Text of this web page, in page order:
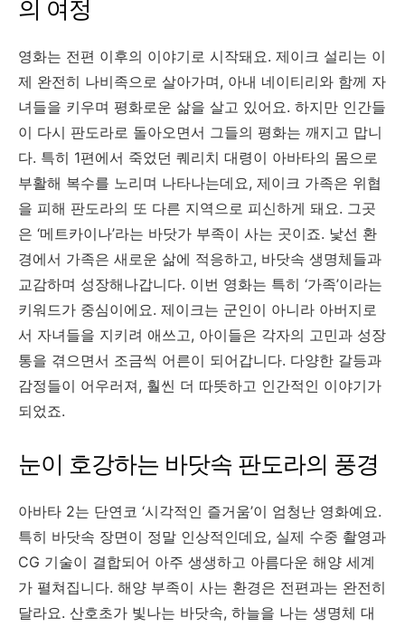
의 여정
영화는 전편 이후의 이야기로 시작돼요. 제이크 설리는 이
제 완전히 나비족으로 살아가며, 아내 네이티리와 함께 자
녀들을 키우며 평화로운 삶을 살고 있어요. 하지만 인간들
이 다시 판도라로 돌아오면서 그들의 평화는 깨지고 맙니
다. 특히 1편에서 죽었던 퀘리치 대령이 아바타의 몸으로
부활해 복수를 노리며 나타나는데요, 제이크 가족은 위협
을 피해 판도라의 또 다른 지역으로 피신하게 돼요. 그곳
은 ‘메트카이나’라는 바닷가 부족이 사는 곳이죠. 낯선 환
경에서 가족은 새로운 삶에 적응하고, 바닷속 생명체들과
교감하며 성장해나갑니다. 이번 영화는 특히 ‘가족’이라는
키워드가 중심이에요. 제이크는 군인이 아니라 아버지로
서 자녀들을 지키려 애쓰고, 아이들은 각자의 고민과 성장
통을 겪으면서 조금씩 어른이 되어갑니다. 다양한 갈등과
감정들이 어우러져, 훨씬 더 따뜻하고 인간적인 이야기가
되었죠.
눈이 호강하는 바닷속 판도라의 풍경
아바타 2는 단연코 ‘시각적인 즐거움’이 엄청난 영화예요.
특히 바닷속 장면이 정말 인상적인데요, 실제 수중 촬영과
CG 기술이 결합되어 아주 생생하고 아름다운 해양 세계
가 펼쳐집니다. 해양 부족이 사는 환경은 전편과는 완전히
달라요. 산호초가 빛나는 바닷속, 하늘을 나는 생명체 대